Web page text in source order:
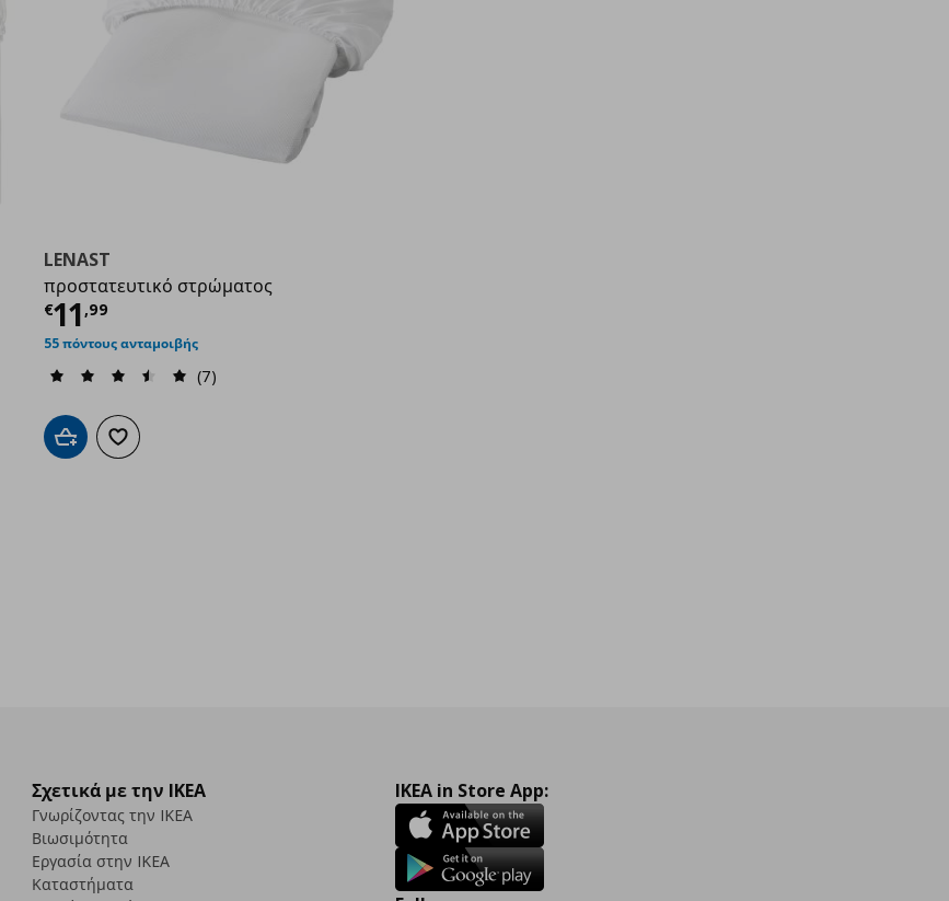
LENAST
προστατευτικό στρώματος
€11,99
Τρέχουσα τιμή
55 πόντους ανταμοιβής
(7)
Προσθήκη στο καλάθι
Προσθήκη στα αγαπημένα
Σχετικά με την IKEA
Γνωρίζοντας την IKEA
Βιωσιμότητα
Εργασία στην IKEA
Καταστήματα
IKEA in Store App: